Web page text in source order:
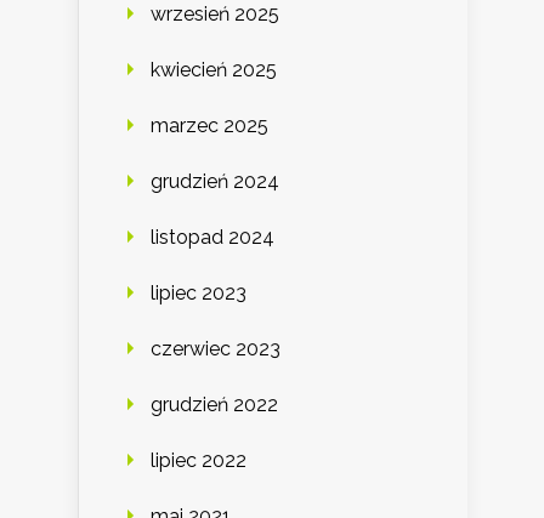
wrzesień 2025
kwiecień 2025
marzec 2025
grudzień 2024
listopad 2024
lipiec 2023
czerwiec 2023
grudzień 2022
lipiec 2022